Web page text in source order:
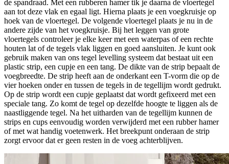
de spandraad. Met een rubberen hamer tik je daarna de vloertegel
aan tot deze vlak en egaal ligt. Hierna plaats je een voegkruisje op
hoek van de vloertegel. De volgende vloertegel plaats je nu in de
andere zijde van het voegkruisje. Bij het leggen van grote
vloertegels controleer je elke keer met een waterpas of een rechte
houten lat of de tegels vlak liggen en goed aansluiten. Je kunt ook
gebruik maken van ons tegel levelling systeem dat bestaat uit een
plastic strip, een cupje en een tang. De dikte van de strip bepaalt de
voegbreedte. De strip heeft aan de onderkant een T-vorm die op de
vier hoeken onder en tussen de tegels in de tegellijm wordt gedrukt.
Op de strip wordt een cupje geplaatst dat wordt gefixeerd met een
speciale tang. Zo komt de tegel op dezelfde hoogte te liggen als de
naastliggende tegel. Na het uitharden van de tegellijm kunnen de
strips en cups eenvoudig worden verwijderd met een rubber hamer
of met wat handig voetenwerk. Het breekpunt onderaan de strip
zorgt ervoor dat er geen resten in de voeg achterblijven.